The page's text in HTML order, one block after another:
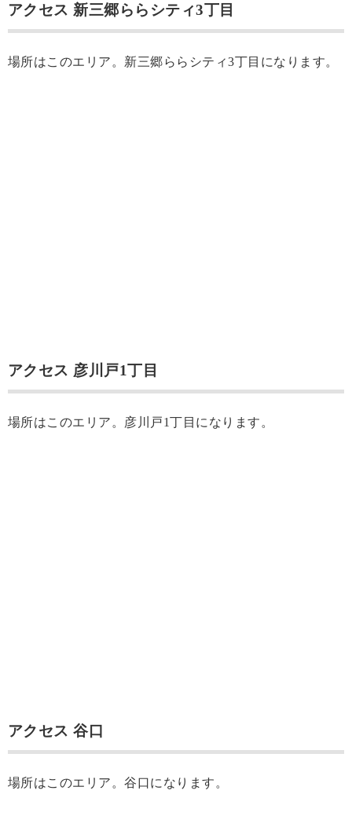
アクセス 新三郷ららシティ3丁目
場所はこのエリア。新三郷ららシティ3丁目になります。
アクセス 彦川戸1丁目
場所はこのエリア。彦川戸1丁目になります。
アクセス 谷口
場所はこのエリア。谷口になります。